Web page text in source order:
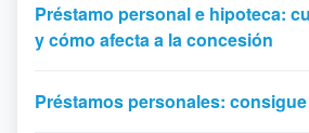
Préstamo personal e hipoteca:
y cómo afecta a la concesión
Préstamos personales: